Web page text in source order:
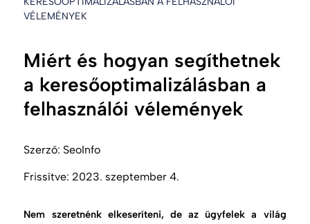
VÉLEMÉNYEK
Miért és hogyan segíthetnek
a keresőoptimalizálásban a
felhasználói vélemények
Szerző: SeoInfo
Frissítve: 2023. szeptember 4.
Nem szeretnénk elkeseríteni, de az ügyfelek a világ